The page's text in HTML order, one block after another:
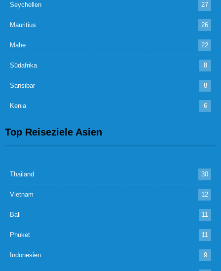
Seychellen 27
Mauritius 26
Mahe 22
Südafrika 8
Sansibar 8
Kenia 6
Top Reiseziele Asien
Thailand 30
Vietnam 12
Bali 11
Phuket 11
Indonesien 9